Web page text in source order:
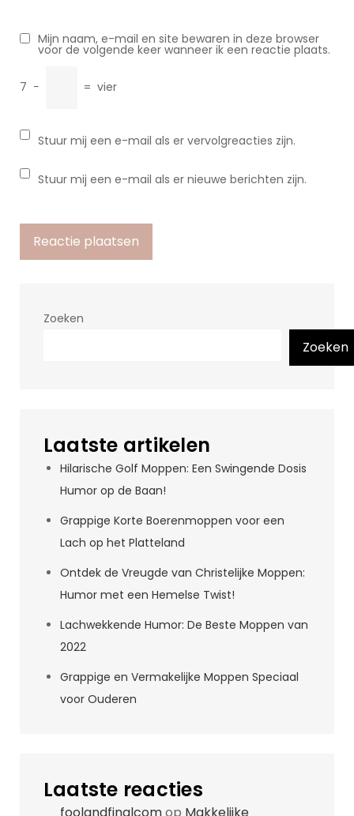
Mijn naam, e-mail en site bewaren in deze browser
voor de volgende keer wanneer ik een reactie plaats.
7 − = vier
Stuur mij een e-mail als er vervolgreacties zijn.
Stuur mij een e-mail als er nieuwe berichten zijn.
Zoeken
Zoeken
Laatste artikelen
Hilarische Golf Moppen: Een Swingende Dosis
Humor op de Baan!
Grappige Korte Boerenmoppen voor een
Lach op het Platteland
Ontdek de Vreugde van Christelijke Moppen:
Humor met een Hemelse Twist!
Lachwekkende Humor: De Beste Moppen van
2022
Grappige en Vermakelijke Moppen Speciaal
voor Ouderen
Laatste reacties